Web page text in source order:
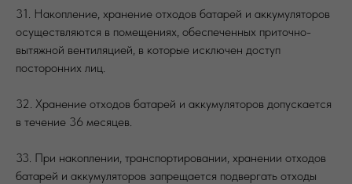
31. Накопление, хранение отходов батарей и аккумуляторов
осуществляются в помещениях, обеспеченных приточно-
вытяжной вентиляцией, в которые исключен доступ
посторонних лиц.
32. Хранение отходов батарей и аккумуляторов допускается
в течение 36 месяцев.
33. При накоплении, транспортировании, хранении отходов
батарей и аккумуляторов запрещается подвергать отходы